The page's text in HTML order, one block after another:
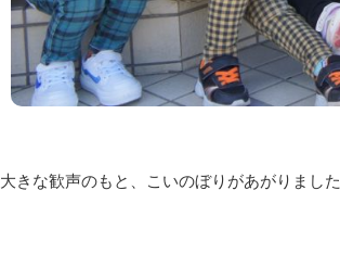
大きな歓声のもと、こいのぼりがあがりました